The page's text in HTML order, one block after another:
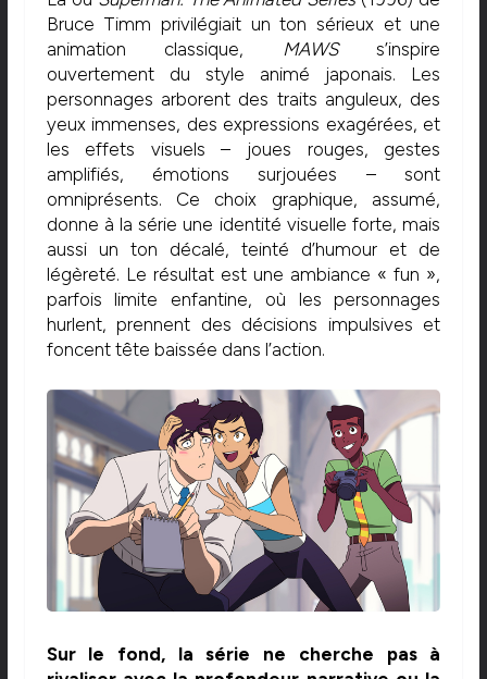
Bruce Timm privilégiait un ton sérieux et une
animation classique,
MAWSs’inspire
ouvertement du style animé japonais. Les
personnages arborent des traits anguleux, des
yeux immenses, des expressions exagérées, et
les effets visuels – joues rouges, gestes
amplifiés, émotions surjouées – sont
omniprésents. Ce choix graphique, assumé,
donne à la série une identité visuelle forte, mais
aussi un ton décalé, teinté d’humour et de
légèreté. Le résultat est une ambiance « fun »,
parfois limite enfantine, où les personnages
hurlent, prennent des décisions impulsives et
foncent tête baissée dans l’action.
Sur le fond, la série ne cherche pas à